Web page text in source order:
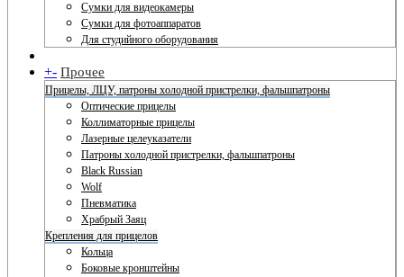
Сумки для видеокамеры
Сумки для фотоаппаратов
Для студийного оборудования
+- Прочее
Прицелы, ЛЦУ, патроны холодной пристрелки, фальшпатроны
Оптические прицелы
Коллиматорные прицелы
Лазерные целеуказатели
Патроны холодной пристрелки, фальшпатроны
Black Russian
Wolf
Пневматика
Храбрый Заяц
Крепления для прицелов
Кольца
Боковые кронштейны